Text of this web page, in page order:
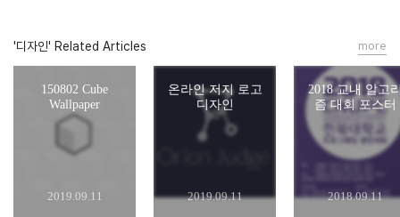
'디자인' Related Articles
150802 Cube
Wallpaper
2019.09.11
온라인 저지 로고
디자인
2019.09.11
2018 교내 알고
즘 대회 포스터
2018.09.11
more